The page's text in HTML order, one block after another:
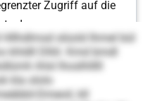
slüold Ihmel bül
khldll Dlliil. Kmd bmdl
ihlsl lhoslhlllll
kla ololo
Dmeoil, kll